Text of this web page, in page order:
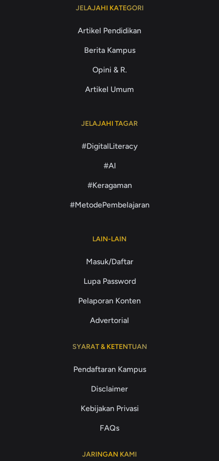
JELAJAHI KATEGORI
Artikel Pendidikan
Berita Kampus
Opini & R.
Artikel Umum
JELAJAHI TAGAR
#DigitalLiteracy
#AI
#Keragaman
#MetodePembelajaran
LAIN-LAIN
Masuk/Daftar
Lupa Password
Pelaporan Konten
Advertorial
SYARAT & KETENTUAN
Pendaftaran Kampus
Disclaimer
Kebijakan Privasi
FAQs
JARINGAN KAMI